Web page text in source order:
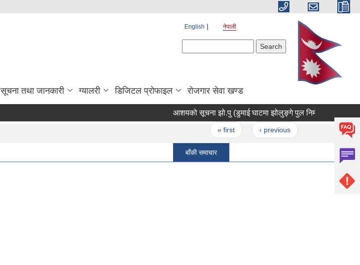
English नेपाली
सूचना तथा जानकारी ग्यालरी डिजिटल प्रोफाइल रोजगार सेवा खण्ड
आशयको सूचना झो.पु (डुमाई घाटमा झोलुङ्गे पुल निर्मण )
« first ‹ previous
बाँकी समाचार